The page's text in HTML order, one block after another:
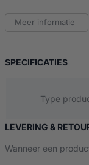
1xLuxuriq®
Voor professioneel
De Luxuriq
Meer informatie
SPECIFICATIESVAN
Type
LEVERING &
Wanneer een